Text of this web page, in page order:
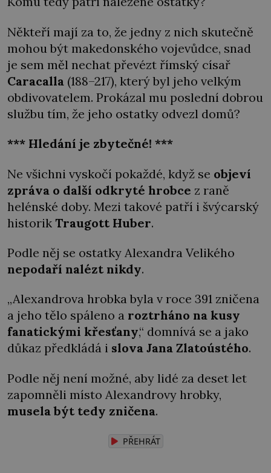
Někteří mají za to, že jedny z nich skutečně
mohou být makedonského vojevůdce, snad
je sem měl nechat převézt římský císař
Caracalla (188–217), který byl jeho velkým
obdivovatelem. Prokázal mu poslední dobrou
službu tím, že jeho ostatky odvezl domů?
*** Hledání je zbytečné! ***
Ne všichni vyskočí pokaždé, když se objeví
zpráva o další odkryté hrobce z raně
helénské doby. Mezi takové patří i švýcarský
historik Traugott Huber.
Podle něj se ostatky Alexandra Velikého
nepodaří nalézt nikdy.
„Alexandrova hrobka byla v roce 391 zničena
a jeho tělo spáleno a roztrháno na kusy
fanatickými křesťany,“ domnívá se a jako
důkaz předkládá i slova Jana Zlatoústého.
Podle něj není možné, aby lidé za deset let
zapomněli místo Alexandrovy hrobky,
musela být tedy zničena.
PŘEHRÁT